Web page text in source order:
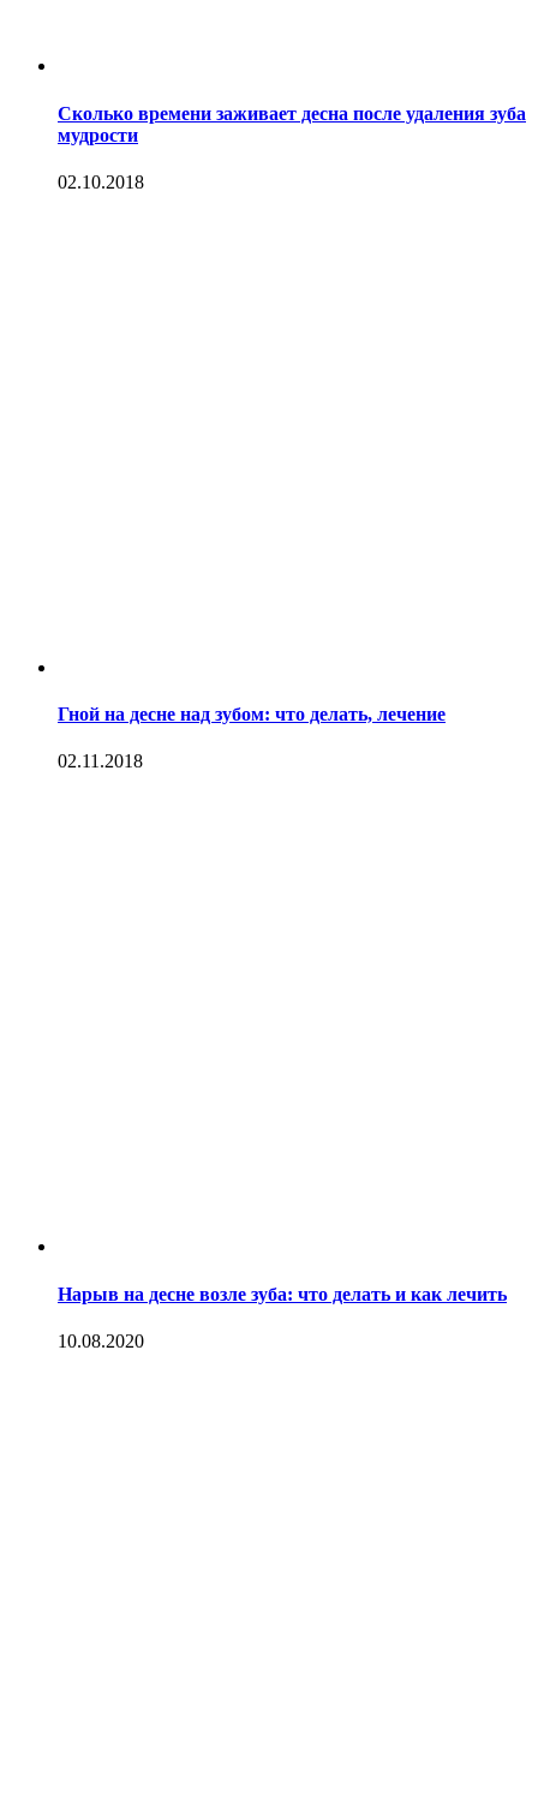
Сколько времени заживает десна после удаления зуба
мудрости
02.10.2018
Гной на десне над зубом: что делать, лечение
02.11.2018
Нарыв на десне возле зуба: что делать и как лечить
10.08.2020